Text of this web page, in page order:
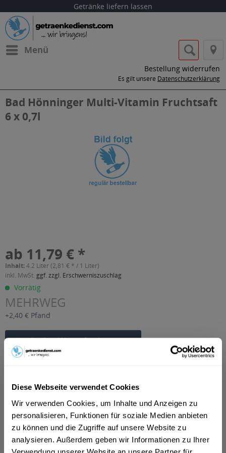
Diese Webseite verwendet Cookies
Wir verwenden Cookies, um Inhalte und Anzeigen zu
personalisieren, Funktionen für soziale Medien anbieten
zu können und die Zugriffe auf unsere Website zu
analysieren. Außerdem geben wir Informationen zu Ihrer
Getränke liefern lassen
Menü
Bestellung widerrufen
Es gilt unsere Datenschutzerklärung
Bad Hönninger Multi-Vitamin Fruchtsaft
6 x 0,7l
ab 11,79 € *
Inhalt:4.2 Liter (2,81 € * / 1 Liter)
inkl. MwSt. ggf. zzgl. Erschwerniszuschlag
Vorrätig
MEHRWEG
+2,40 € Pfand
In denWarenkorb
Beschreibung
mehr
"Bad Hönninger Multi-Vitamin Fruchtsaft 6 x
0,7l"